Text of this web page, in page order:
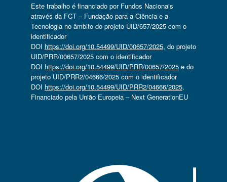
Este trabalho é financiado por Fundos Nacionais
através da FCT – Fundação para a Ciência e a
Tecnologia no âmbito do projeto UID/657/2025 com o
identificador
DOI https://doi.org/10.54499/UID/00657/2025, do projeto
UID/PRR/00657/2025 com o identificador
DOI https://doi.org/10.54499/UID/PRR/00657/2025e do
projeto UID/PRR2/04666/2025 com o identificador
DOI https://doi.org/10.54499/UID/PRR2/04666/2025.
Financiado pela União Europeia – Next GenerationEU